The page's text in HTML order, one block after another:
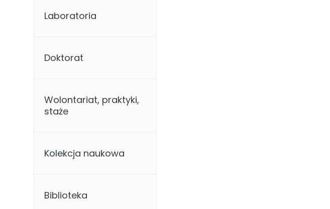
Laboratoria
Doktorat
Wolontariat, praktyki,
staże
Kolekcja naukowa
Biblioteka